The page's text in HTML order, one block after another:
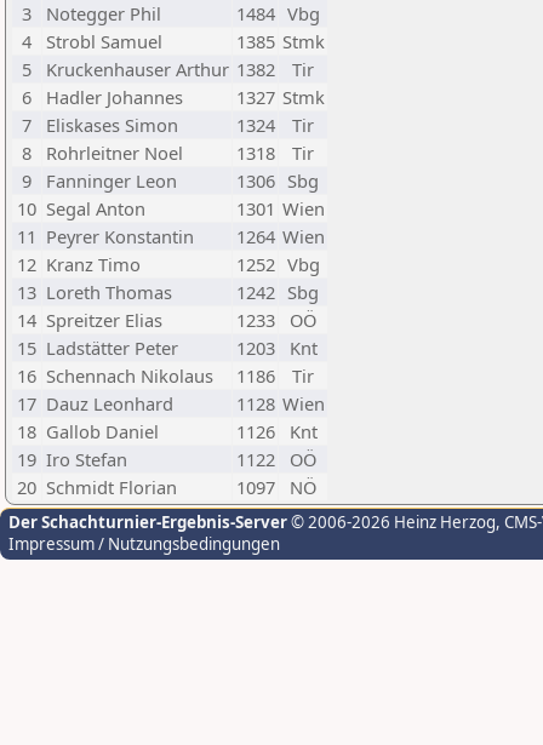
3
Notegger Phil 1484 Vbg
4
Strobl Samuel 1385 Stmk
5
Kruckenhauser Arthur 1382
Tir
6
Hadler Johannes 1327 Stmk
7
Eliskases Simon 1324
Tir
8
Rohrleitner Noel 1318
Tir
9
Fanninger Leon 1306 Sbg
10 Segal Anton 1301 Wien
11 Peyrer Konstantin 1264 Wien
12 Kranz Timo 1252 Vbg
13 Loreth Thomas 1242 Sbg
14 Spreitzer Elias 1233
OÖ
15 Ladstätter Peter 1203
Knt
16 Schennach Nikolaus 1186
Tir
17 Dauz Leonhard 1128 Wien
18 Gallob Daniel 1126
Knt
19 Iro Stefan 1122
OÖ
20 Schmidt Florian 1097 NÖ
Der Schachturnier-Ergebnis-Server© 2006-2026 Heinz Herzog,
Impressum / Nutzungsbedingungen